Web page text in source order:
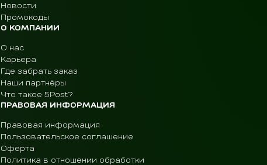
Новости
Промокоды
О КОМПАНИИ
О нас
Карьера
Где забрать заказ
Наши партнёры
Что такое 5Post?
ПРАВОВАЯ ИНФОРМАЦИЯ
Правовая информация
Пользовательское соглашение
Оферта
Политика в отношении обработки